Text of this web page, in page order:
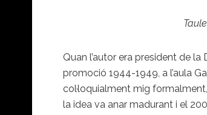
Quan l’autor era president de
promoció 1944-1949, a l’aula
col·loquialment mig
la idea va anar madurant i el